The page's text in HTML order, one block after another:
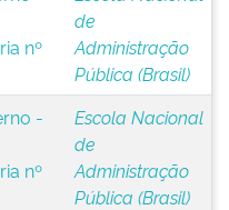
nº
de
Administração
Pública (Brasil)
-
nº
Escola Nacional
de
Administração
Pública (Brasil)